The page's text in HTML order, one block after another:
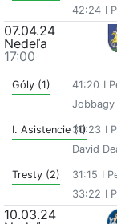
42:24 I
07.04.24
Nedeľa
17:00
Góly (1) 41:20 I
Jobbagy
I. Asistencie (1)30:23 I
David
Tresty (2) 31:15 I
33:22 I
10.03.24